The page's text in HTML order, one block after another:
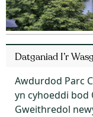
Datganiad I’r Wasg
Awdurdod Parc
yn cyhoeddi bod
Gweithredol